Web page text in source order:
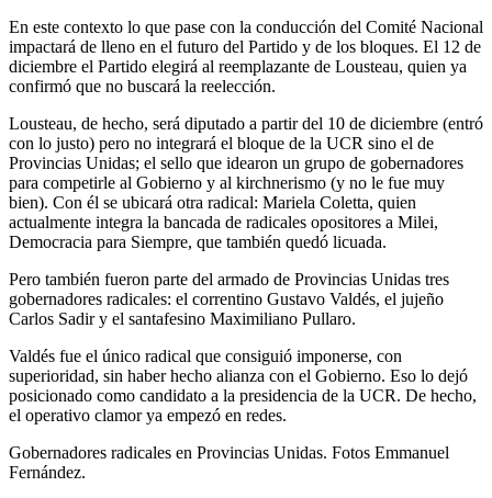
En este contexto lo que pase con la conducción del Comité Nacional
impactará de lleno en el futuro del Partido y de los bloques. El 12 de
diciembre el Partido elegirá al reemplazante de Lousteau, quien ya
confirmó que no buscará la reelección.
Lousteau, de hecho, será diputado a partir del 10 de diciembre (entró
con lo justo) pero no integrará el bloque de la UCR sino el de
Provincias Unidas; el sello que idearon un grupo de gobernadores
para competirle al Gobierno y al kirchnerismo (y no le fue muy
bien). Con él se ubicará otra radical: Mariela Coletta, quien
actualmente integra la bancada de radicales opositores a Milei,
Democracia para Siempre, que también quedó licuada.
Pero también fueron parte del armado de Provincias Unidas tres
gobernadores radicales: el correntino Gustavo Valdés, el jujeño
Carlos Sadir y el santafesino Maximiliano Pullaro.
Valdés fue el único radical que consiguió imponerse, con
superioridad, sin haber hecho alianza con el Gobierno. Eso lo dejó
posicionado como candidato a la presidencia de la UCR. De hecho,
el operativo clamor ya empezó en redes.
Gobernadores radicales en Provincias Unidas. Fotos Emmanuel
Fernández.